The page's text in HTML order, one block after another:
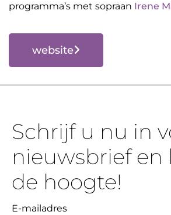
programma’s met sopraan Irene
website
Schrijf u nu in
nieuwsbrief en
de hoogte!
E-mailadres